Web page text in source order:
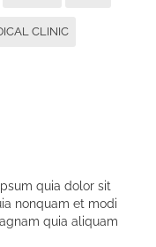
CLINIC
quia dolor sit
nonquam et modi
quia aliquam